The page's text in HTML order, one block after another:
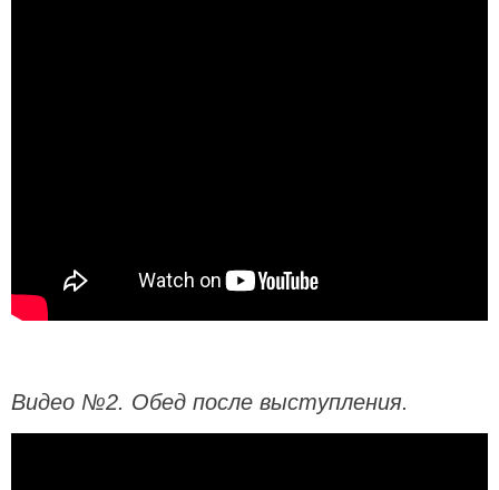
Видео №2. Обед после выступления.